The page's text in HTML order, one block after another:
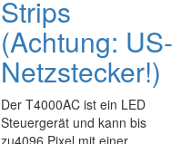
Strips
(Achtung: US-
Netzstecker!)
Der T4000AC ist ein LED
Steuergerät und kann bis
zu4096 Pixel mit einer